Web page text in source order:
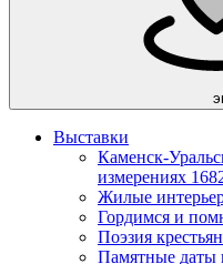
Выставки
Каменск-
измерениях
Жилые
Гордимся и
Поэзия
Памятные даты